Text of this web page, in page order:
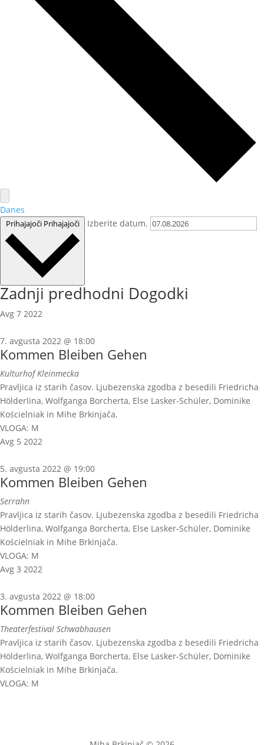
Danes
Prihajajoči Prihajajoči Izberite datum.
Zadnji predhodni Dogodki
Avg 7 2022
7. avgusta 2022 @ 18:00
Kommen Bleiben Gehen
Kulturhof Kleinmecka
Pravljica iz starih časov. Ljubezenska zgodba z besedili Friedricha
Hölderlina, Wolfganga Borcherta, Else Lasker-Schüler, Dominike
Kościelniak in Mihe Brkinjača.
VLOGA: M
Avg 5 2022
5. avgusta 2022 @ 19:00
Kommen Bleiben Gehen
Serrahn
Pravljica iz starih časov. Ljubezenska zgodba z besedili Friedricha
Hölderlina, Wolfganga Borcherta, Else Lasker-Schüler, Dominike
Kościelniak in Mihe Brkinjača.
VLOGA: M
Avg 3 2022
3. avgusta 2022 @ 18:00
Kommen Bleiben Gehen
Theaterfestival Schwabhausen
Pravljica iz starih časov. Ljubezenska zgodba z besedili Friedricha
Hölderlina, Wolfganga Borcherta, Else Lasker-Schüler, Dominike
Kościelniak in Mihe Brkinjača.
VLOGA: M